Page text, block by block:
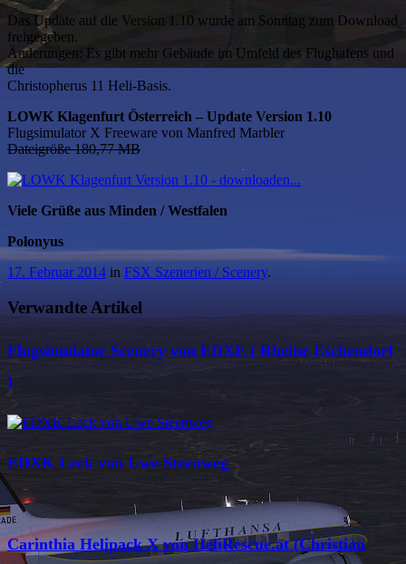
Das Update auf die Version 1.10 wurde am Sonntag zum Download
freigegeben.
Änderungen: Es gibt mehr Gebäude im Umfeld des Flughafens und
die
Christopherus 11 Heli-Basis.
LOWK Klagenfurt Österreich – Update Version 1.10
Flugsimulator X Freeware von Manfred Marbler
Dateigröße 180,77 MB
Viele Grüße aus Minden / Westfalen
Polonyus
17. Februar 2014 in FSX Szenerien / Scenery.
Verwandte Artikel
Flugsimulator Scenery von EDXE ( Rheine Eschendorf
)
EDXK Leck von Uwe Steenweg
Carinthia Helipack X von HeliRescue.at (Christian